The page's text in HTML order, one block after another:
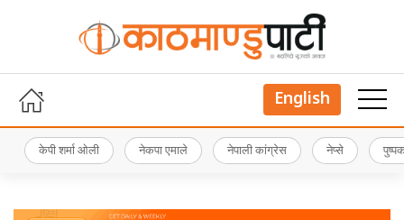
English
केपी शर्मा ओली नेकपा एमाले नेपाली कांग्रेस नेप्से